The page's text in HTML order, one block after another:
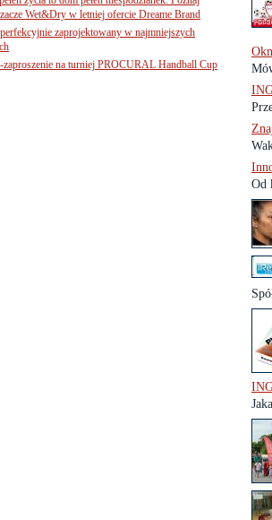
Od
Wet&Dry w letniej ofercie Dreame Brand
zaprojektowany w najmniejszych
zaproszenie na turniej PROCURAL Handball Cup